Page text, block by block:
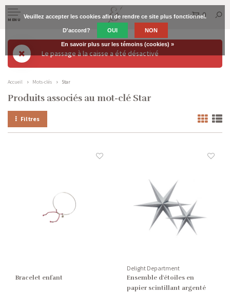
MENU
0
Le passage à la caisse a été désactivé
Accueil Mots-clés Star
Produits associés au mot-clé Star
Filtres
Bracelet enfant
Delight Department
Ensemble d'étoiles en
papier scintillant argenté
Veuillez accepter les cookies afin de rendre ce site plus fonctionnel.
D'accord? OUI NON
En savoir plus sur les témoins (cookies) »